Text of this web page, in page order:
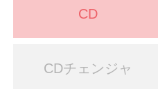
CD
CDチェンジャ